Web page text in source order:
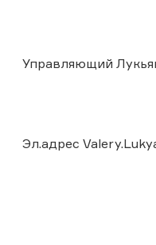
Управляющий
Эл.адрес